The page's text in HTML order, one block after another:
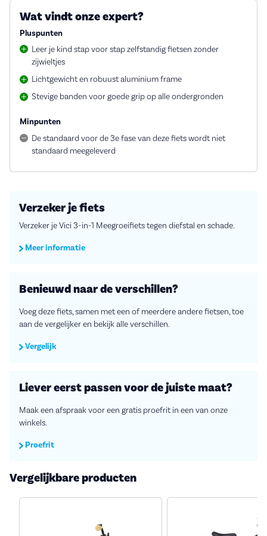
Wat vindt onze expert?
Pluspunten
Leer je kind stap voor stap zelfstandig fietsen zonder
zijwieltjes
Lichtgewicht en robuust aluminium frame
Stevige banden voor goede grip op alle ondergronden
Minpunten
De standaard voor de 3e fase van deze fiets wordt niet
standaard meegeleverd
Verzeker je fiets
Verzeker je Vici 3-in-1 Meegroeifiets tegen diefstal en schade.
Meer informatie
Benieuwd naar de verschillen?
Voeg deze fiets, samen met een of meerdere andere fietsen, toe
aan de vergelijker en bekijk alle verschillen.
Vergelijk
Liever eerst passen voor de juiste maat?
Maak een afspraak voor een gratis proefrit in een van onze
winkels.
Proefrit
Vergelijkbare producten